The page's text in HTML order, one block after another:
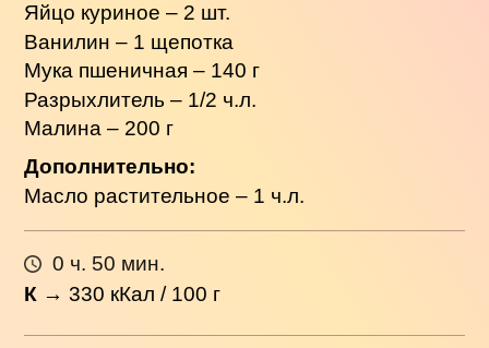
Яйцо куриное – 2 шт.
Ванилин – 1 щепотка
Мука пшеничная – 140 г
Разрыхлитель – 1/2 ч.л.
Малина – 200 г
Дополнительно:
Масло растительное – 1 ч.л.
0 ч. 50 мин.
К →330 кКал / 100 г